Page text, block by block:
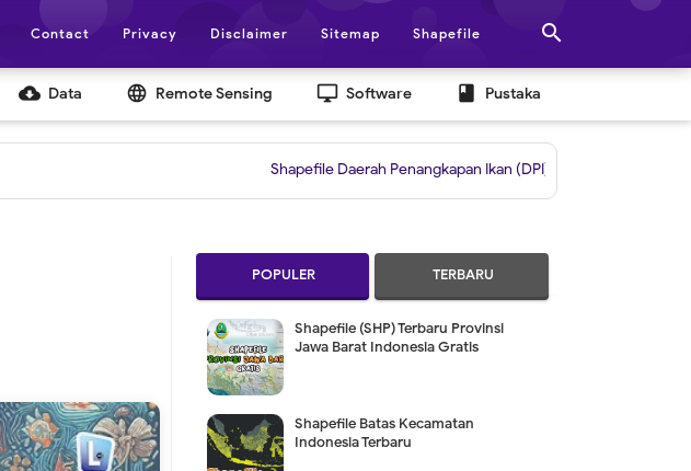

Contact Privacy Disclaimer Sitemap Shapefile
cloud_download Data language Remote Sensing desktop_windows Software book Pustaka
Shapefile Daerah Penangkapan Ikan (DPI) | Grid untuk Layout
POPULER TERBARU
Shapefile (SHP) Terbaru Provinsi
Jawa Barat Indonesia Gratis
Shapefile Batas Kecamatan
Indonesia Terbaru